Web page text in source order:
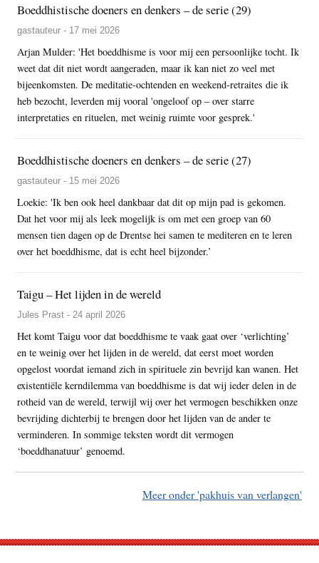
Boeddhistische doeners en denkers – de serie (29)
gastauteur - 17 mei 2026
Arjan Mulder: 'Het boeddhisme is voor mij een persoonlijke tocht. Ik
weet dat dit niet wordt aangeraden, maar ik kan niet zo veel met
bijeenkomsten. De meditatie-ochtenden en weekend-retraites die ik
heb bezocht, leverden mij vooral 'ongeloof op – over starre
interpretaties en rituelen, met weinig ruimte voor gesprek.'
Boeddhistische doeners en denkers – de serie (27)
gastauteur - 15 mei 2026
Loekie: 'Ik ben ook heel dankbaar dat dit op mijn pad is gekomen.
Dat het voor mij als leek mogelijk is om met een groep van 60
mensen tien dagen op de Drentse hei samen te mediteren en te leren
over het boeddhisme, dat is echt heel bijzonder.’
Taigu – Het lijden in de wereld
Jules Prast - 24 april 2026
Het komt Taigu voor dat boeddhisme te vaak gaat over ‘verlichting’
en te weinig over het lijden in de wereld, dat eerst moet worden
opgelost voordat iemand zich in spirituele zin bevrijd kan wanen. Het
existentiële kerndilemma van boeddhisme is dat wij ieder delen in de
rotheid van de wereld, terwijl wij over het vermogen beschikken onze
bevrijding dichterbij te brengen door het lijden van de ander te
verminderen. In sommige teksten wordt dit vermogen
‘boeddhanatuur’ genoemd.
Meer onder 'pakhuis van verlangen'